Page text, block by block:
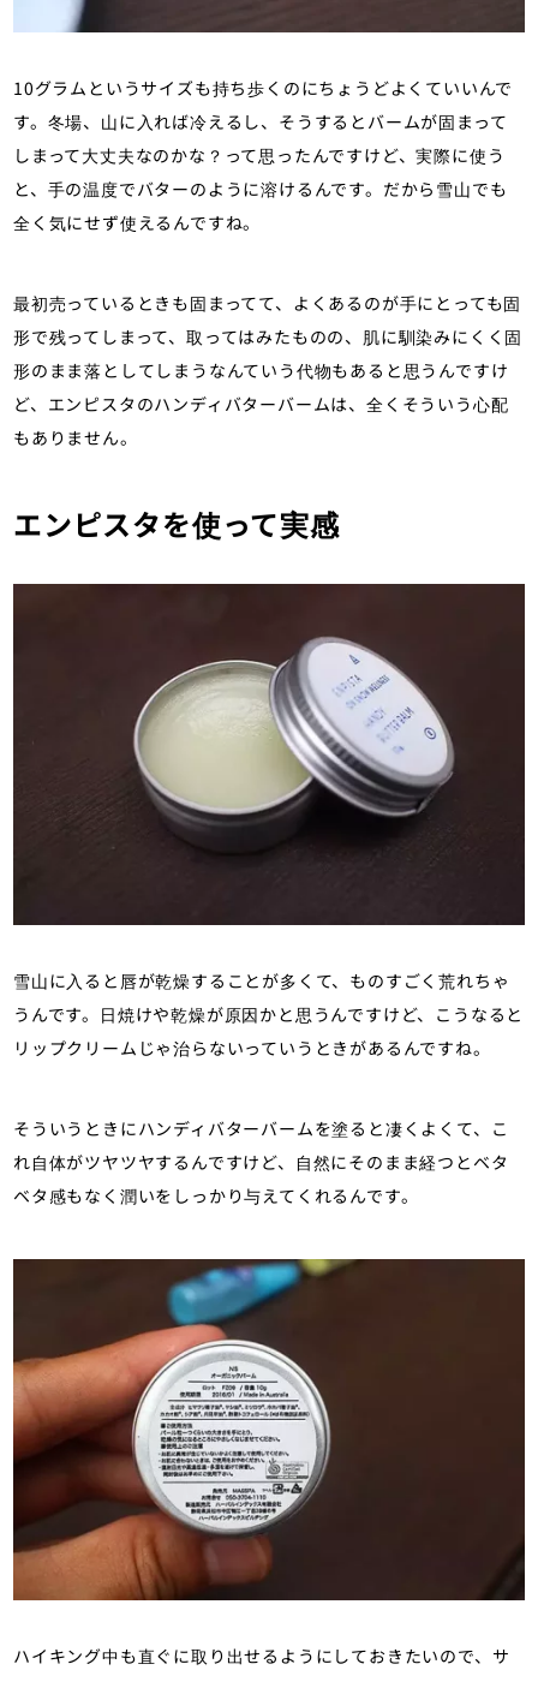
10グラムというサイズも持ち歩くのにちょうどよくていいんで
す。冬場、山に入れば冷えるし、そうするとバームが固まって
しまって大丈夫なのかな？って思ったんですけど、実際に使う
と、手の温度でバターのように溶けるんです。だから雪山でも
全く気にせず使えるんですね。
最初売っているときも固まってて、よくあるのが手にとっても固
形で残ってしまって、取ってはみたものの、肌に馴染みにくく固
形のまま落としてしまうなんていう代物もあると思うんですけ
ど、エンピスタのハンディバターバームは、全くそういう心配
もありません。
エンピスタを使って実感
雪山に入ると唇が乾燥することが多くて、ものすごく荒れちゃ
うんです。日焼けや乾燥が原因かと思うんですけど、こうなると
リップクリームじゃ治らないっていうときがあるんですね。
そういうときにハンディバターバームを塗ると凄くよくて、こ
れ自体がツヤツヤするんですけど、自然にそのまま経つとベタ
ベタ感もなく潤いをしっかり与えてくれるんです。
ハイキング中も直ぐに取り出せるようにしておきたいので、サ